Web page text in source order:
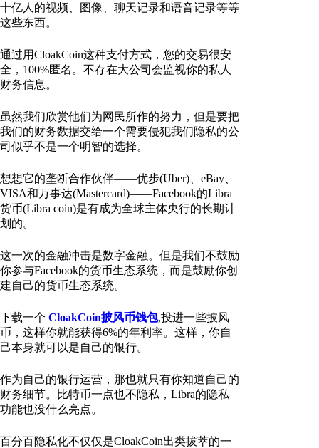
十亿人的视频、图像、聊天记录和语音记录等等
这些东西。
通过用CloakCoin这种支付方式，您的交易很安
全，100%匿名。不存在大公司会监视你的私人
财务信息。
虽然我们欣赏他们为网民所作的努力，但是要把
我们的财务数据交给一个需要侵犯我们隐私的公
司似乎不是一个明智的选择。
想想它的垄断合作伙伴——优步(Uber)、eBay、
VISA和万事达(Mastercard)——Facebook的Libra
货币(Libra coin)是有成为全球主体央行的长期计
划的。
这一次的金融冲击是数字金融。但是我们不鼓励
你参与Facebook的货币生态系统，而是鼓励你创
建自己的货币生态系统。
下载一个 CloakCoin披风币钱包,投进一些披风
币，这样你就能获得6%的年利率。这样，你自
己本身就可以是自己的银行。
作为自己的银行运营，那也就只有你知道自己的
财务细节。比特币一点也不隐私，Libra的隐私
功能也没什么亮点。
百分百隐私化不仅仅是CloakCoin出类拔萃的一